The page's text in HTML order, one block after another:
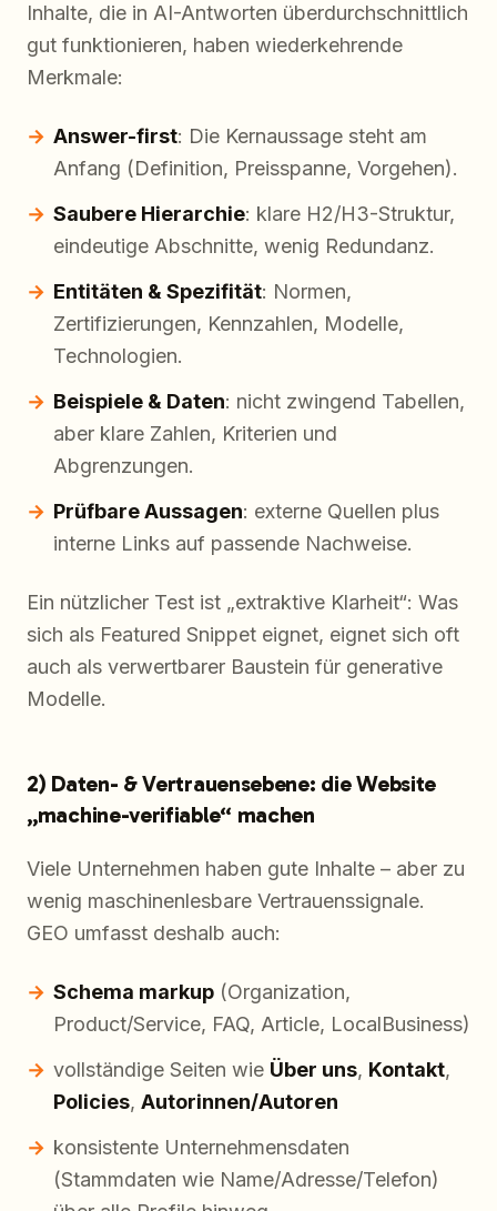
Inhalte, die in AI-Antworten überdurchschnittlich
gut funktionieren, haben wiederkehrende
Merkmale:
Answer-first: Die Kernaussage steht am
Anfang (Definition, Preisspanne, Vorgehen).
Saubere Hierarchie: klare H2/H3-Struktur,
eindeutige Abschnitte, wenig Redundanz.
Entitäten & Spezifität: Normen,
Zertifizierungen, Kennzahlen, Modelle,
Technologien.
Beispiele & Daten: nicht zwingend Tabellen,
aber klare Zahlen, Kriterien und
Abgrenzungen.
Prüfbare Aussagen: externe Quellen plus
interne Links auf passende Nachweise.
Ein nützlicher Test ist „extraktive Klarheit“: Was
sich als Featured Snippet eignet, eignet sich oft
auch als verwertbarer Baustein für generative
Modelle.
2) Daten- & Vertrauensebene: die Website
„machine-verifiable“ machen
Viele Unternehmen haben gute Inhalte – aber zu
wenig maschinenlesbare Vertrauenssignale.
GEO umfasst deshalb auch:
Schema markup (Organization,
Product/Service, FAQ, Article, LocalBusiness)
vollständige Seiten wie Über uns, Kontakt,
Policies, Autorinnen/Autoren
konsistente Unternehmensdaten
(Stammdaten wie Name/Adresse/Telefon)